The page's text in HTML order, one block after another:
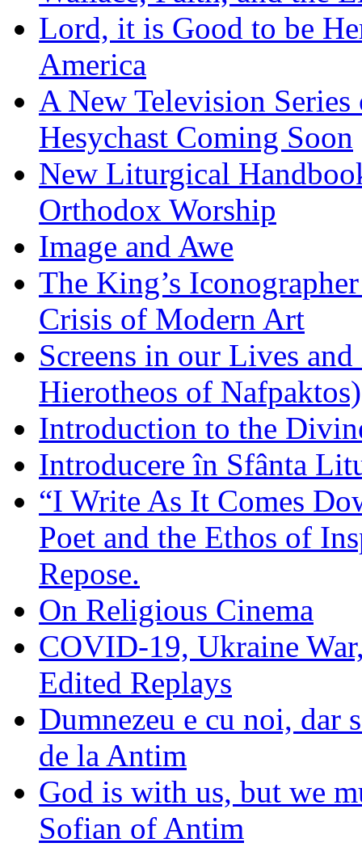
Lord, it is Good to be
America
A New Television
Hesychast Coming Soon
New Liturgical
Orthodox Worship
Image and Awe
The King’s
Crisis of Modern Art
Screens in our Lives
Hierotheos of Nafpaktos)
Introduction to the
Introducere în Sfânta
“I Write As It Comes
Poet and the Ethos of
Repose.
On Religious Cinema
COVID-19, Ukraine
Edited Replays
Dumnezeu e cu noi, dar
de la Antim
God is with us, but we
Sofian of Antim